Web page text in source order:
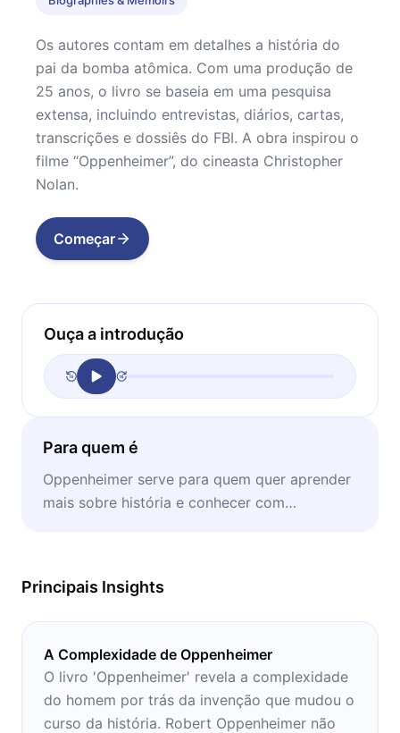
Os autores contam em detalhes a história do
pai da bomba atômica. Com uma produção de
25 anos, o livro se baseia em uma pesquisa
extensa, incluindo entrevistas, diários, cartas,
transcrições e dossiês do FBI. A obra inspirou o
filme “Oppenheimer”, do cineasta Christopher
Nolan.
Começar
Ouça a introdução
Para quem é
Oppenheimer serve para quem quer aprender
mais sobre história e conhecer com
Principais Insights
A Complexidade de Oppenheimer
O livro 'Oppenheimer' revela a complexidade
do homem por trás da invenção que mudou o
curso da história. Robert Oppenheimer não